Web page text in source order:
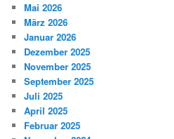
Mai 2026
März 2026
Januar 2026
Dezember 2025
November 2025
September 2025
Juli 2025
April 2025
Februar 2025